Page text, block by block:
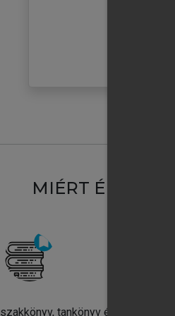
MIÉRT
szakkönyv, tankönyv és